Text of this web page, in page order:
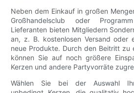
Neben dem Einkauf in großen
Großhandelsclub oder
Lieferanten bieten Mitgliedern
an, z. B. kostenlosen Versand oder
neue Produkte. Durch den Beitritt zu
können Sie auf noch größere
Kerzen und andere Partyvorräte
Wählen Sie bei der Auswahl